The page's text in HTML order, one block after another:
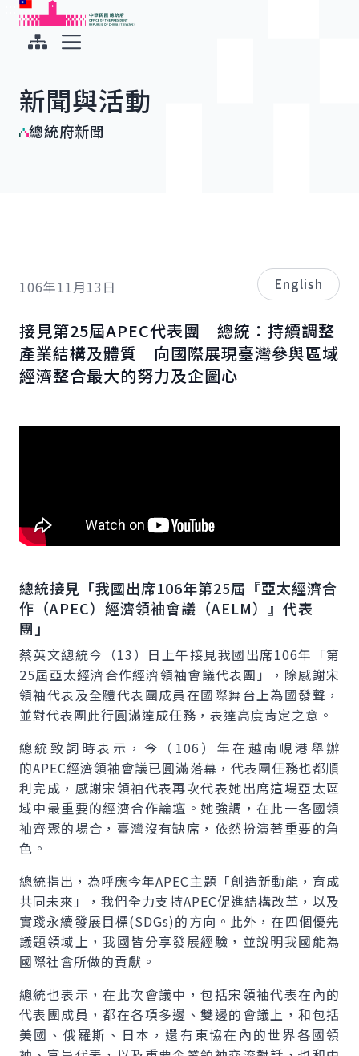
跳到主要內容
中華民國總統府
新聞與活動
總統府新聞
106年11月13日 English
接見第25屆APEC代表團 總統：持續調整
產業結構及體質 向國際展現臺灣參與區域
經濟整合最大的努力及企圖心
總統接見「我國出席106年第25屆『亞太經濟合
作（APEC）經濟領袖會議（AELM）』代表
團」
蔡英文總統今（13）日上午接見我國出席106年「第
25屆亞太經濟合作經濟領袖會議代表團」，除感謝宋
領袖代表及全體代表團成員在國際舞台上為國發聲，
並對代表團此行圓滿達成任務，表達高度肯定之意。
總統致詞時表示，今（106）年在越南峴港舉辦
的APEC經濟領袖會議已圓滿落幕，代表團任務也都順
利完成，感謝宋領袖代表再次代表她出席這場亞太區
域中最重要的經濟合作論壇。她強調，在此一各國領
袖齊聚的場合，臺灣沒有缺席，依然扮演著重要的角
色。
總統指出，為呼應今年APEC主題「創造新動能，育成
共同未來」，我們全力支持APEC促進結構改革，以及
實踐永續發展目標(SDGs)的方向。此外，在四個優先
議題領域上，我國皆分享發展經驗，並說明我國能為
國際社會所做的貢獻。
總統也表示，在此次會議中，包括宋領袖代表在內的
代表團成員，都在各項多邊、雙邊的會議上，和包括
美國、俄羅斯、日本，還有東協在內的世界各國領